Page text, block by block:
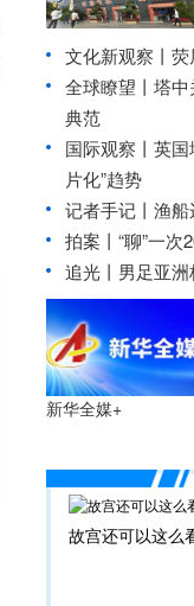
文化新观察丨 荧
全球瞭望丨塔
典范
国际观察丨 英国
片化”趋势
记者手记丨渔
拍案丨“聊”一次
追光丨 男足亚
新华全媒+
故宫还可以这么